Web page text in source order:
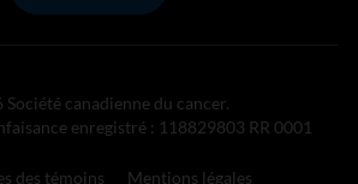
canadienne du cancer.
enregistré : 118829803 RR 0001
des témoins Mentions légales